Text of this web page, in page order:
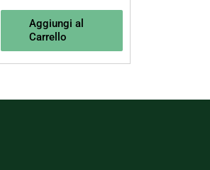
Aggiungi al
Carrello